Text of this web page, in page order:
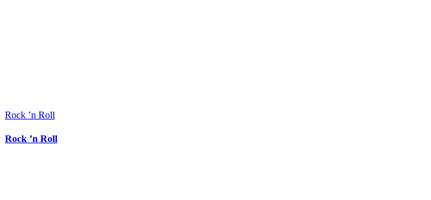
Rock ’n Roll
Rock ’n Roll